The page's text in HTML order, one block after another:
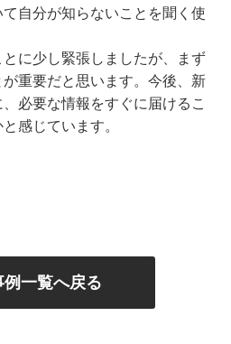
自分が知らないことを聞く使
に少し緊張しましたが、まず
重要だと思います。今後、新
必要な情報をすぐに届けるこ
感じています。
例一覧へ戻る